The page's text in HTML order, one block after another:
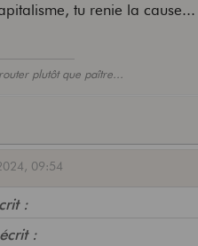
tu renie la
plutôt que paître...
09:54
:
: